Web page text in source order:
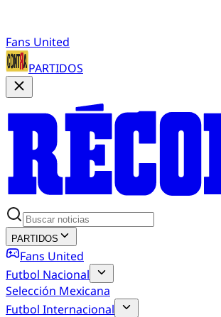
Fans United
PARTIDOS
PARTIDOS
Fans United
Futbol Nacional
Selección Mexicana
Futbol Internacional